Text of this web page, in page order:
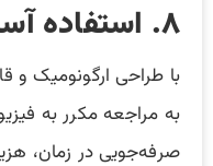
۸. استفاده آسان و راحت در خانه
با طراحی ارگونومیک و
به مراجعه مکرر به
صرفه‌جویی در زمان،